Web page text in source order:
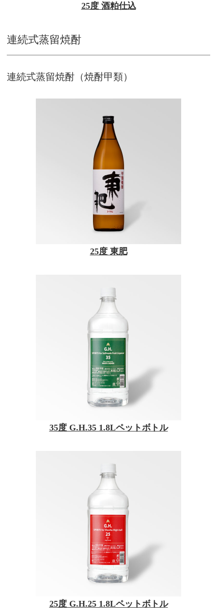
25度 酒粕仕込
連続式蒸留焼酎
連続式蒸留焼酎（焼酎甲類）
25度 東肥
35度 G.H.35 1.8Lペットボトル
25度 G.H.25 1.8Lペットボトル